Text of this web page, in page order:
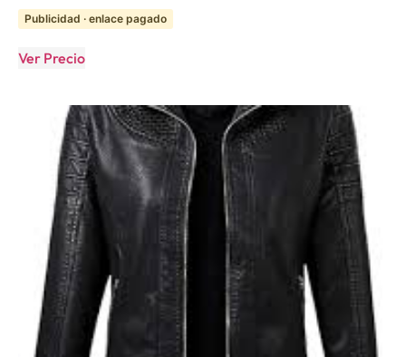
Publicidad · enlace pagado
Ver Precio